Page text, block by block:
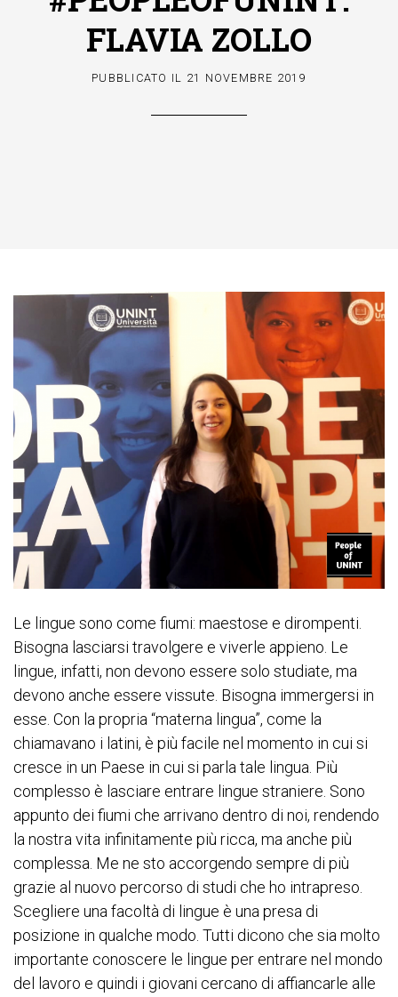
FLAVIA ZOLLO
PUBBLICATO IL 21 NOVEMBRE 2019
Le lingue sono come fiumi: maestose e dirompenti.
Bisogna lasciarsi travolgere e viverle appieno. Le
lingue, infatti, non devono essere solo studiate, ma
devono anche essere vissute. Bisogna immergersi in
esse. Con la propria “materna lingua”, come la
chiamavano i latini, è più facile nel momento in cui si
cresce in un Paese in cui si parla tale lingua. Più
complesso è lasciare entrare lingue straniere. Sono
appunto dei fiumi che arrivano dentro di noi, rendendo
la nostra vita infinitamente più ricca, ma anche più
complessa. Me ne sto accorgendo sempre di più
grazie al nuovo percorso di studi che ho intrapreso.
Scegliere una facoltà di lingue è una presa di
posizione in qualche modo. Tutti dicono che sia molto
importante conoscere le lingue per entrare nel mondo
del lavoro e quindi i giovani cercano di affiancarle alle